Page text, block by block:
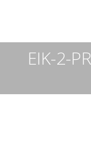
EIK-2-